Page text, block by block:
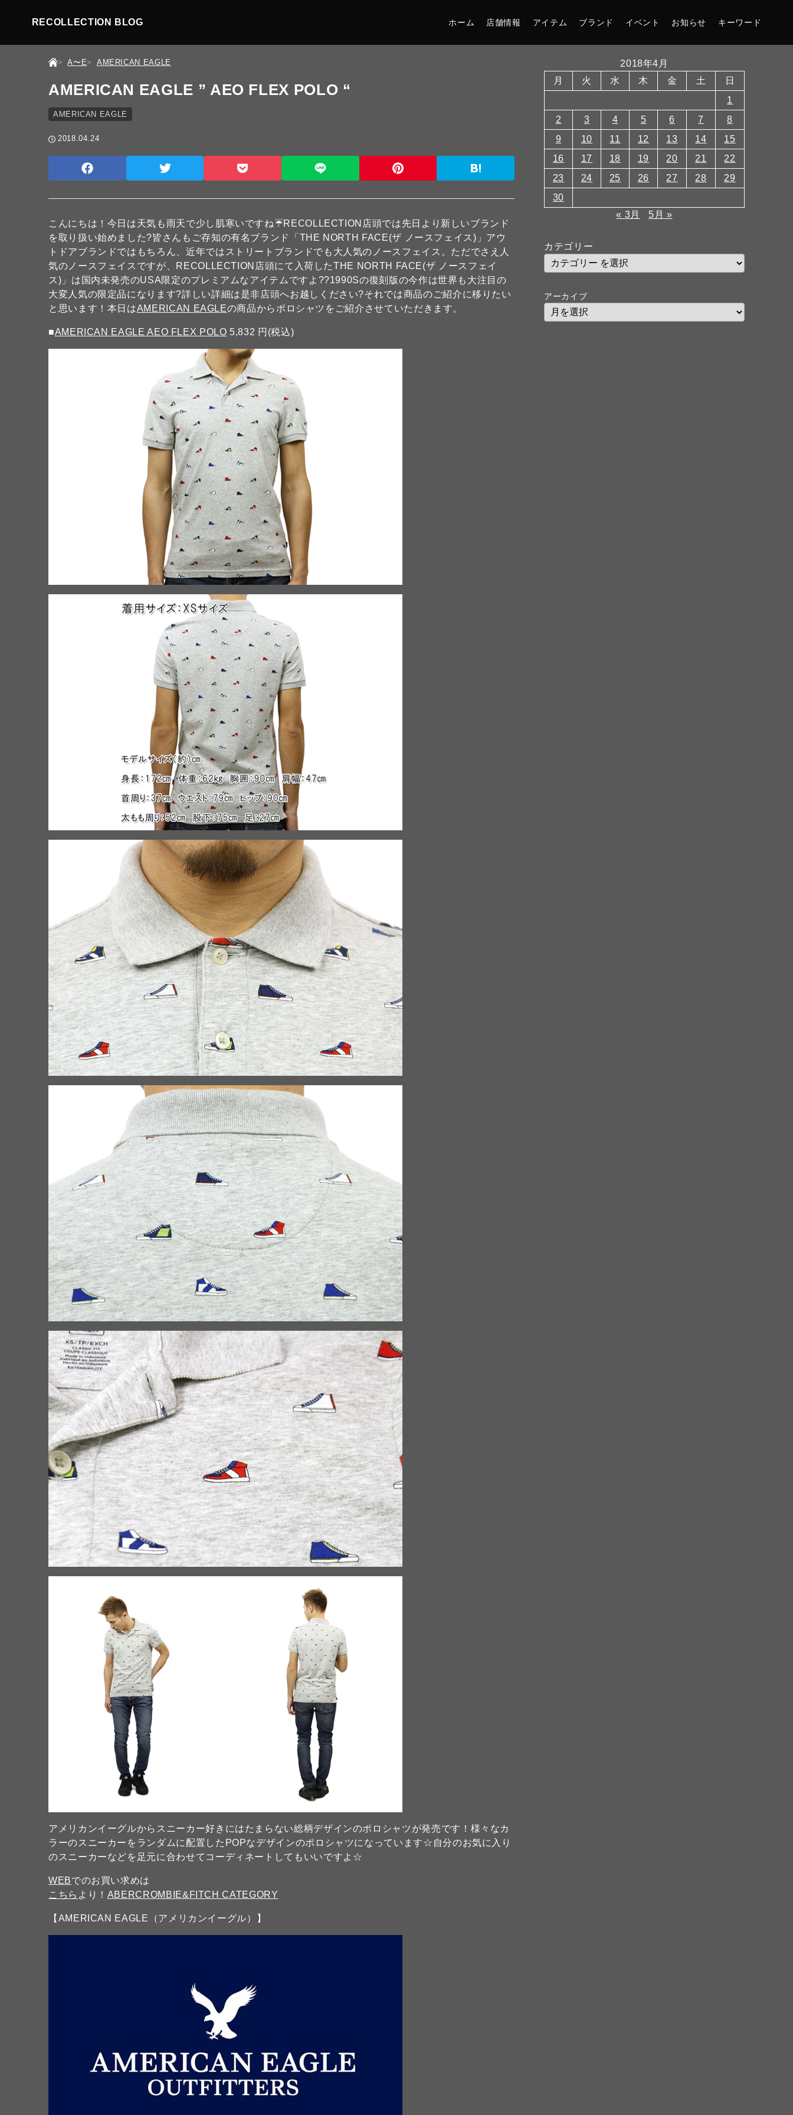
RECOLLECTION BLOG ホーム 店舗情報 アイテム ブランド イベント お知らせ キーワード
A〜E AMERICAN EAGLE
AMERICAN EAGLE ” AEO FLEX POLO “
AMERICAN EAGLE
2018.04.24
こんにちは！今日は天気も雨天で少し肌寒いですね☔RECOLLECTION店頭では先日より新しいブランド
を取り扱い始めました?皆さんもご存知の有名ブランド「THE NORTH FACE(ザ ノースフェイス)」アウ
トドアブランドではもちろん、近年ではストリートブランドでも大人気のノースフェイス。ただでさえ人
気のノースフェイスですが、RECOLLECTION店頭にて入荷したTHE NORTH FACE(ザ ノースフェイ
ス)」は国内未発売のUSA限定のプレミアムなアイテムですよ??1990Sの復刻版の今作は世界も大注目の
大変人気の限定品になります?詳しい詳細は是非店頭へお越しください?それでは商品のご紹介に移りたい
と思います！本日はAMERICAN EAGLEの商品からポロシャツをご紹介させていただきます。
■AMERICAN EAGLE AEO FLEX POLO 5,832 円(税込)
アメリカンイーグルからスニーカー好きにはたまらない総柄デザインのポロシャツが発売です！様々なカ
ラーのスニーカーをランダムに配置したPOPなデザインのポロシャツになっています☆自分のお気に入り
のスニーカーなどを足元に合わせてコーディネートしてもいいですよ☆
WEBでのお買い求めは
こちら より！ ABERCROMBIE&FITCH CATEGORY
【AMERICAN EAGLE（アメリカンイーグル）】
2018年4月
月
火 水 木 金 土
日
1
2
3 4 5 6 7
8
9
10 11 12 13 14
15
16
17 18 19 20 21
22
23
24 25 26 27 28
29
30
« 3月
5月 »
カテゴリー
アーカイブ